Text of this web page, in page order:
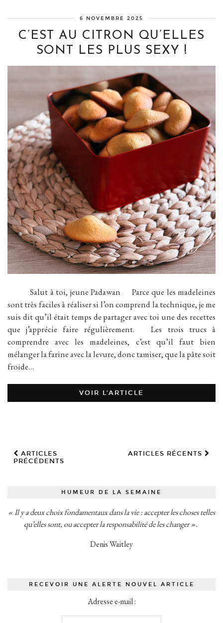
6 NOVEMBRE 2025
C’EST AU CITRON QU’ELLES
SONT LES PLUS SEXY !
Salut à toi, jeune Padawan Parce que les madeleines
sont très faciles à réaliser si l’on comprend la technique, je me
suis dit qu’il était temps de partager avec toi une des recettes
que j’apprécie faire régulièrement. Les trois trucs à
comprendre avec les madeleines, c’est qu’il faut bien
mélanger la farine avec la levure, donc tamiser, que la pâte soit
froide…
VOIR L’ARTICLE
ARTICLES
PRÉCÉDENTS
ARTICLES RÉCENTS
HUMEUR DE LA SEMAINE
« Il y a deux choix fondamentaux dans la vie : accepter les choses telles
qu’elles sont, ou accepter la responsabilité de les changer ».
Denis Waitley
RECEVOIR UNE ALERTE NOUVEL ARTICLE
Adresse e-mail :